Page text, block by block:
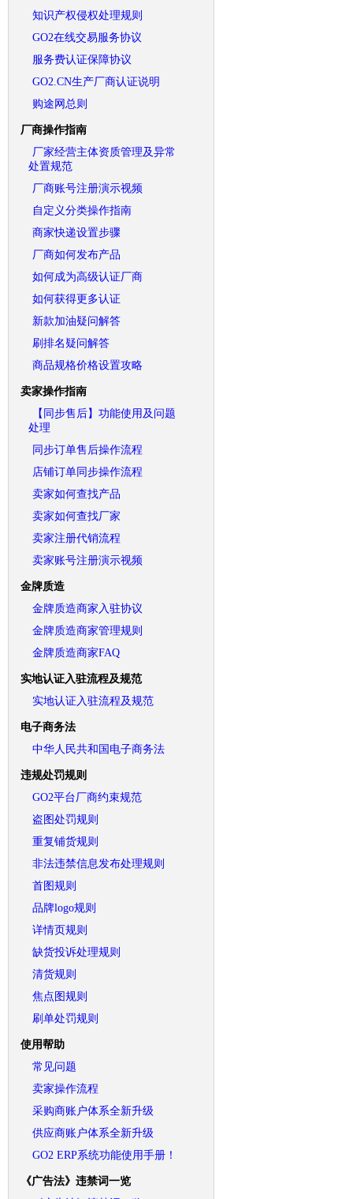
知识产权侵权处理规则
GO2在线交易服务协议
服务费认证保障协议
GO2.CN生产厂商认证说明
购途网总则
厂商操作指南
厂家经营主体资质管理及异常
处置规范
厂商账号注册演示视频
自定义分类操作指南
商家快递设置步骤
厂商如何发布产品
如何成为高级认证厂商
如何获得更多认证
新款加油疑问解答
刷排名疑问解答
商品规格价格设置攻略
卖家操作指南
【同步售后】功能使用及问题
处理
同步订单售后操作流程
店铺订单同步操作流程
卖家如何查找产品
卖家如何查找厂家
卖家注册代销流程
卖家账号注册演示视频
金牌质造
金牌质造商家入驻协议
金牌质造商家管理规则
金牌质造商家FAQ
实地认证入驻流程及规范
实地认证入驻流程及规范
电子商务法
中华人民共和国电子商务法
违规处罚规则
GO2平台厂商约束规范
盗图处罚规则
重复铺货规则
非法违禁信息发布处理规则
首图规则
品牌logo规则
详情页规则
缺货投诉处理规则
清货规则
焦点图规则
刷单处罚规则
使用帮助
常见问题
卖家操作流程
采购商账户体系全新升级
供应商账户体系全新升级
GO2 ERP系统功能使用手册！
《广告法》违禁词一览